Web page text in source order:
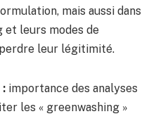
mais aussi dans
leurs modes de
leur légitimité.
: importance des analyses
les « greenwashing »